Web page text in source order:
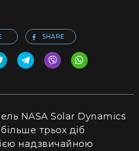
SHARE
NASA Solar Dynamics
трьох діб
надзвичайною